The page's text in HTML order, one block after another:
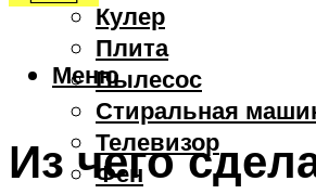
Кулер
Плита
Пылесос
Стиральная
Телевизор
Фен
Меню
Из чего